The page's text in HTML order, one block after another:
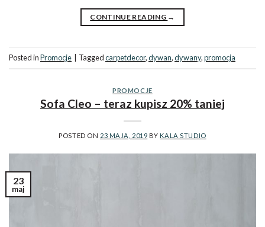
CONTINUE READING →
Posted inPromocje Taggedcarpetdecor,dywan,dywany,promocja
PROMOCJE
Sofa Cleo – teraz kupisz 20% taniej
POSTED ON 23 MAJA, 2019 BYKALA STUDIO
23
maj